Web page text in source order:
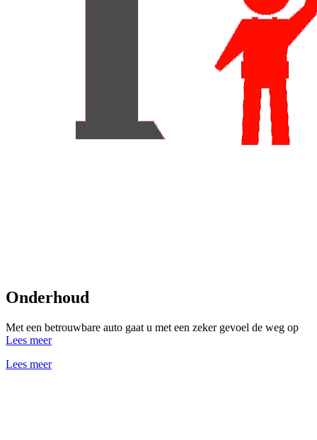
Onderhoud
Met een betrouwbare auto gaat u met een zeker gevoel de weg op
Lees meer
Lees meer